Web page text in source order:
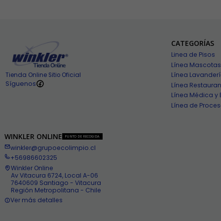
Tienda Online Sitio Oficial
Síguenos
CATEGORÍAS
Linea de Pisos
Línea Mascotas
Línea
Línea
Línea Médica y
Línea de
WINKLER ONLINE PUNTO DE RECOGIDA
winkler@grupoecolimpio.cl
+56986602325
Winkler Online
Av Vitacura 6724, Local A-06
7640609 Santiago - Vitacura
Región Metropolitana - Chile
Ver más detalles